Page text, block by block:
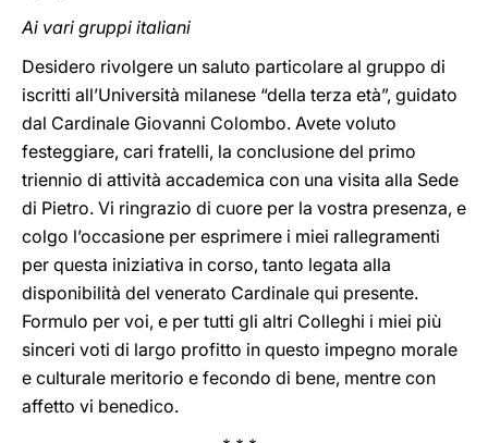
Ai vari gruppi italiani
Desidero rivolgere un saluto particolare al gruppo di
iscritti all’Università milanese “della terza età”, guidato
dal Cardinale Giovanni Colombo. Avete voluto
festeggiare, cari fratelli, la conclusione del primo
triennio di attività accademica con una visita alla Sede
di Pietro. Vi ringrazio di cuore per la vostra presenza, e
colgo l’occasione per esprimere i miei rallegramenti
per questa iniziativa in corso, tanto legata alla
disponibilità del venerato Cardinale qui presente.
Formulo per voi, e per tutti gli altri Colleghi i miei più
sinceri voti di largo profitto in questo impegno morale
e culturale meritorio e fecondo di bene, mentre con
affetto vi benedico.